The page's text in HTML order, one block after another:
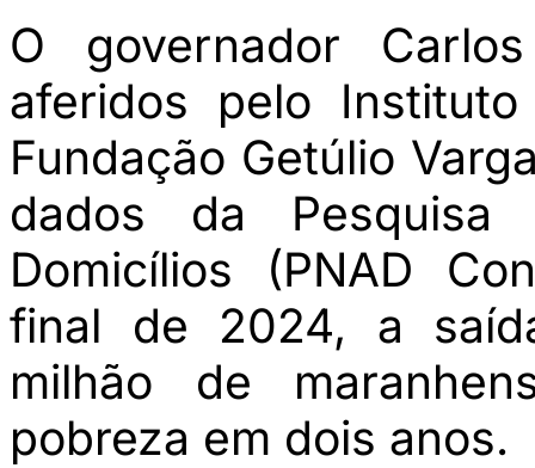
O governador
aferidos pelo
Fundação Getúlio
dados da
Domicílios (PNAD
final de 2024, a
milhão de
pobreza em dois anos.